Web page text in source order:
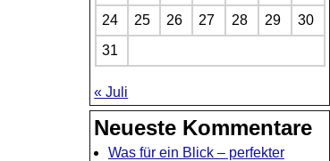
24
25 26 27 28 29
30
31
« Juli
Neueste Kommentare
Was für ein Blick – perfekter